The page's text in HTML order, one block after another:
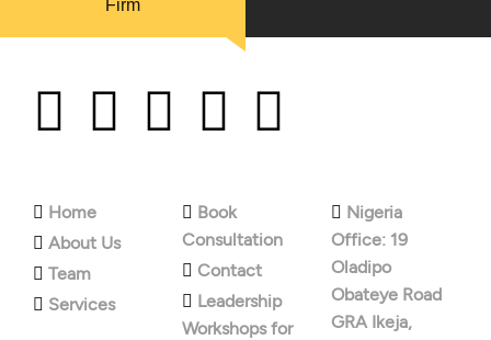
Firm
Home
About Us
Team
Services
Book
Consultation
Contact
Leadership
Workshops for
Nigeria
Office: 19
Oladipo
Obateye Road
GRA Ikeja,